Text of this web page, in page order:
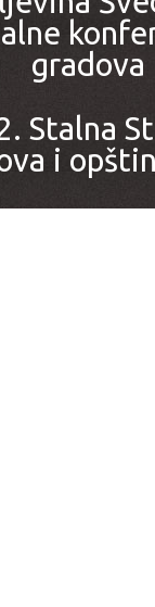
gradova
Stalna
i